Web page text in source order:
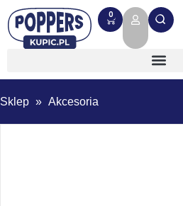
0
Sklep » Akcesoria